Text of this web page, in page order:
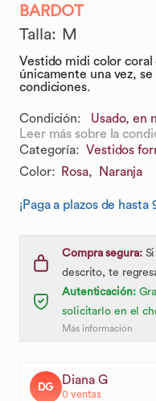
BARDOT
Talla: M
Vestido midi color coral
únicamente una vez,
condiciones.
Condición:
Usado, en
Leer más sobre la
Categoría: Vestidos
Color: Rosa, Naranja
¡Paga a plazos de hasta
Compra segura:Si
descrito, te
Autenticación:
solicitarlo en el
Más información
DG Diana G
0ventas